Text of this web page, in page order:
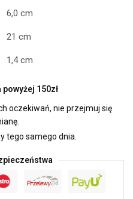
6,0 cm
21 cm
1,4 cm
150zł
oczekiwań, nie przejmuj się
tego samego dnia.